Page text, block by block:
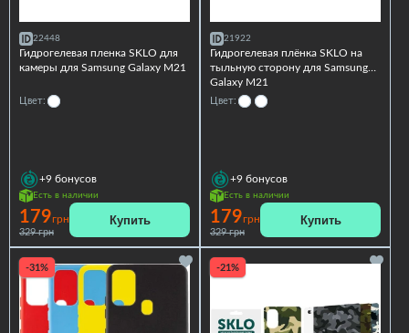
22448
Гидрогелевая пленка SKLO для
камеры для Samsung Galaxy M21
Цвет:
+9 бонусов
Есть в наличии
179грн
329 грн
Купить
21922
Гидрогелевая плёнка SKLO на
тыльную сторону для Samsung
Galaxy M21
Цвет:
+9 бонусов
Есть в наличии
179грн
329 грн
Купить
-31% -21%